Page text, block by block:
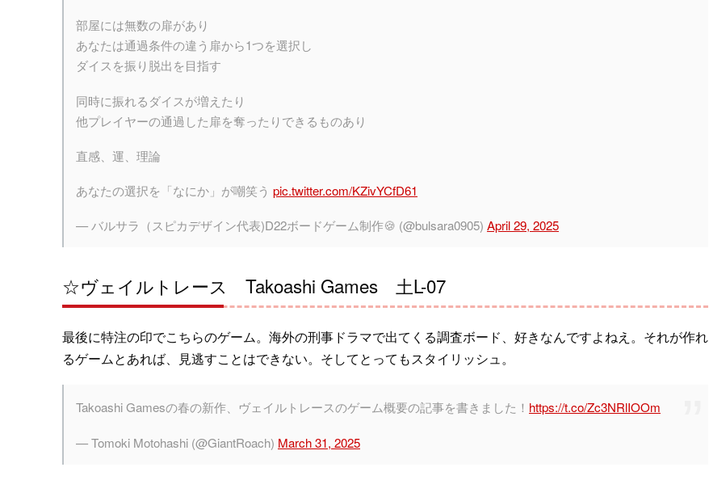
部屋には無数の扉があり
あなたは通過条件の違う扉から1つを選択し
ダイスを振り脱出を目指す
同時に振れるダイスが増えたり
他プレイヤーの通過した扉を奪ったりできるものあり
直感、運、理論
あなたの選択を「なにか」が嘲笑う pic.twitter.com/KZivYCfD61
— バルサラ（スピカデザイン代表)D22ボードゲーム制作🍪 (@bulsara0905) April 29, 2025
☆ヴェイルトレース Takoashi Games 土L-07
最後に特注の印でこちらのゲーム。海外の刑事ドラマで出てくる調査ボード、好きなんですよねえ。それが作れ
るゲームとあれば、見逃すことはできない。そしてとってもスタイリッシュ。
Takoashi Gamesの春の新作、ヴェイルトレースのゲーム概要の記事を書きました！ https://t.co/Zc3NRlIOOm
— Tomoki Motohashi (@GiantRoach) March 31, 2025